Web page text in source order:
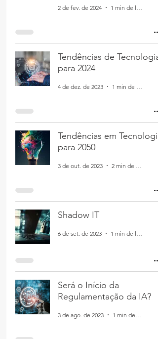
2 de fev. de 2024
Tendências de Tecnologia
para 2024
4 de dez. de 2023
Tendências em Tecnologia
para 2050
3 de out. de 2023
Shadow IT
6 de set. de 2023
Será o Início da
Regulamentação da IA?
3 de ago. de 2023